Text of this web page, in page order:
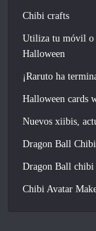
Chibi crafts
Utiliza tu móvil o
Halloween
¡Raruto ha
Halloween cards
Nuevos xiibis,
Dragon Ball
Dragon Ball
Chibi Avatar